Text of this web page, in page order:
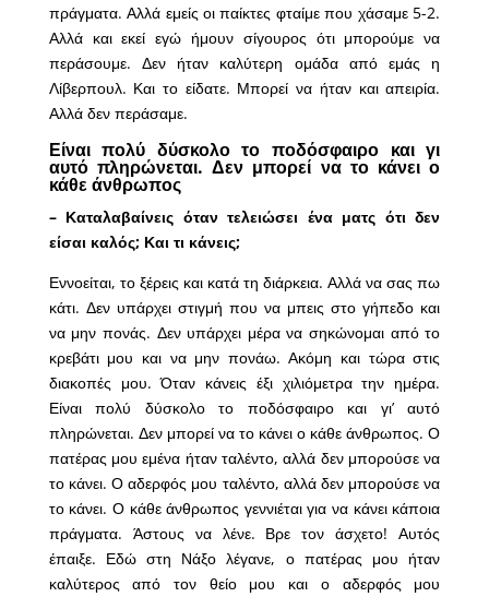
πράγματα. Αλλά εμείς οι παίκτες φταίμε που χάσαμε 5-2.
Αλλά και εκεί εγώ ήμουν σίγουρος ότι μπορούμε να
περάσουμε. Δεν ήταν καλύτερη ομάδα από εμάς η
Λίβερπουλ. Και το είδατε. Μπορεί να ήταν και απειρία.
Αλλά δεν περάσαμε.
Είναι πολύ δύσκολο το ποδόσφαιρο και γι
αυτό πληρώνεται. Δεν μπορεί να το κάνει ο
κάθε άνθρωπος
– Καταλαβαίνεις όταν τελειώσει ένα ματς ότι δεν
είσαι καλός; Και τι κάνεις;
Εννοείται, το ξέρεις και κατά τη διάρκεια. Αλλά να σας πω
κάτι. Δεν υπάρχει στιγμή που να μπεις στο γήπεδο και
να μην πονάς. Δεν υπάρχει μέρα να σηκώνομαι από το
κρεβάτι μου και να μην πονάω. Ακόμη και τώρα στις
διακοπές μου. Όταν κάνεις έξι χιλιόμετρα την ημέρα.
Είναι πολύ δύσκολο το ποδόσφαιρο και γι’ αυτό
πληρώνεται. Δεν μπορεί να το κάνει ο κάθε άνθρωπος. Ο
πατέρας μου εμένα ήταν ταλέντο, αλλά δεν μπορούσε να
το κάνει. Ο αδερφός μου ταλέντο, αλλά δεν μπορούσε να
το κάνει. Ο κάθε άνθρωπος γεννιέται για να κάνει κάποια
πράγματα. Άστους να λένε. Βρε τον άσχετο! Αυτός
έπαιξε. Εδώ στη Νάξο λέγανε, ο πατέρας μου ήταν
καλύτερος από τον θείο μου και ο αδερφός μου